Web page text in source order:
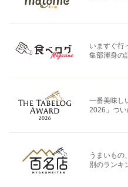
いますぐ行
集部渾身の
一番美味し
2026」つい
うまいもの
別のランキ